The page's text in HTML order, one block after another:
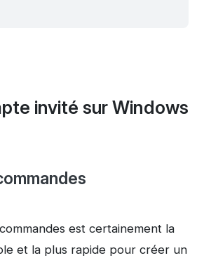
invité sur Windows
est certainement la
et la plus rapide pour créer un